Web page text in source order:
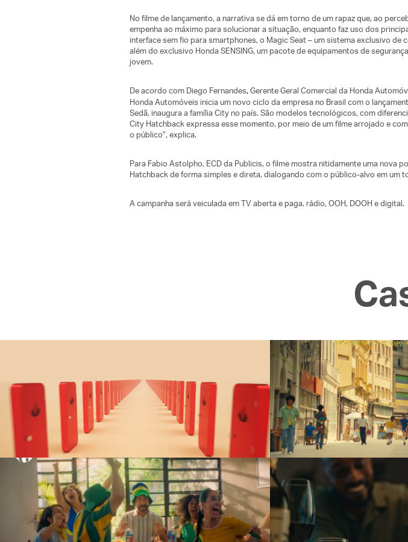
No filme de lançamento, a narrativa se dá em torno de um rapaz que, ao
empenha ao máximo para solucionar a situação, enquanto faz uso dos
interface sem fio para smartphones, o Magic Seat – um sistema exclusivo
além do exclusivo Honda SENSING, um pacote de equipamentos de
jovem.
De acordo com Diego Fernandes,Gerente Geral Comercial da Honda
Honda Automóveis inicia um novo ciclo da empresa no Brasil com o
Sedã, inaugura a família City no país. São modelos tecnológicos, com
City Hatchback expressa esse momento, por meio de um filme arrojado e
o público”, explica.
Para Fabio Astolpho, ECD da Publicis, o filme mostra nitidamente uma
Hatchback de forma simples e direta, dialogando com o público-alvo em um
A campanha será veiculada em TV aberta e paga, rádio, OOH, DOOH e digital.
Santander
O BANCO QUE SAIU DO BANCO PARA ENTRAR NA SUA EMPRESA
Opella
SOMOS DRIBLADORES